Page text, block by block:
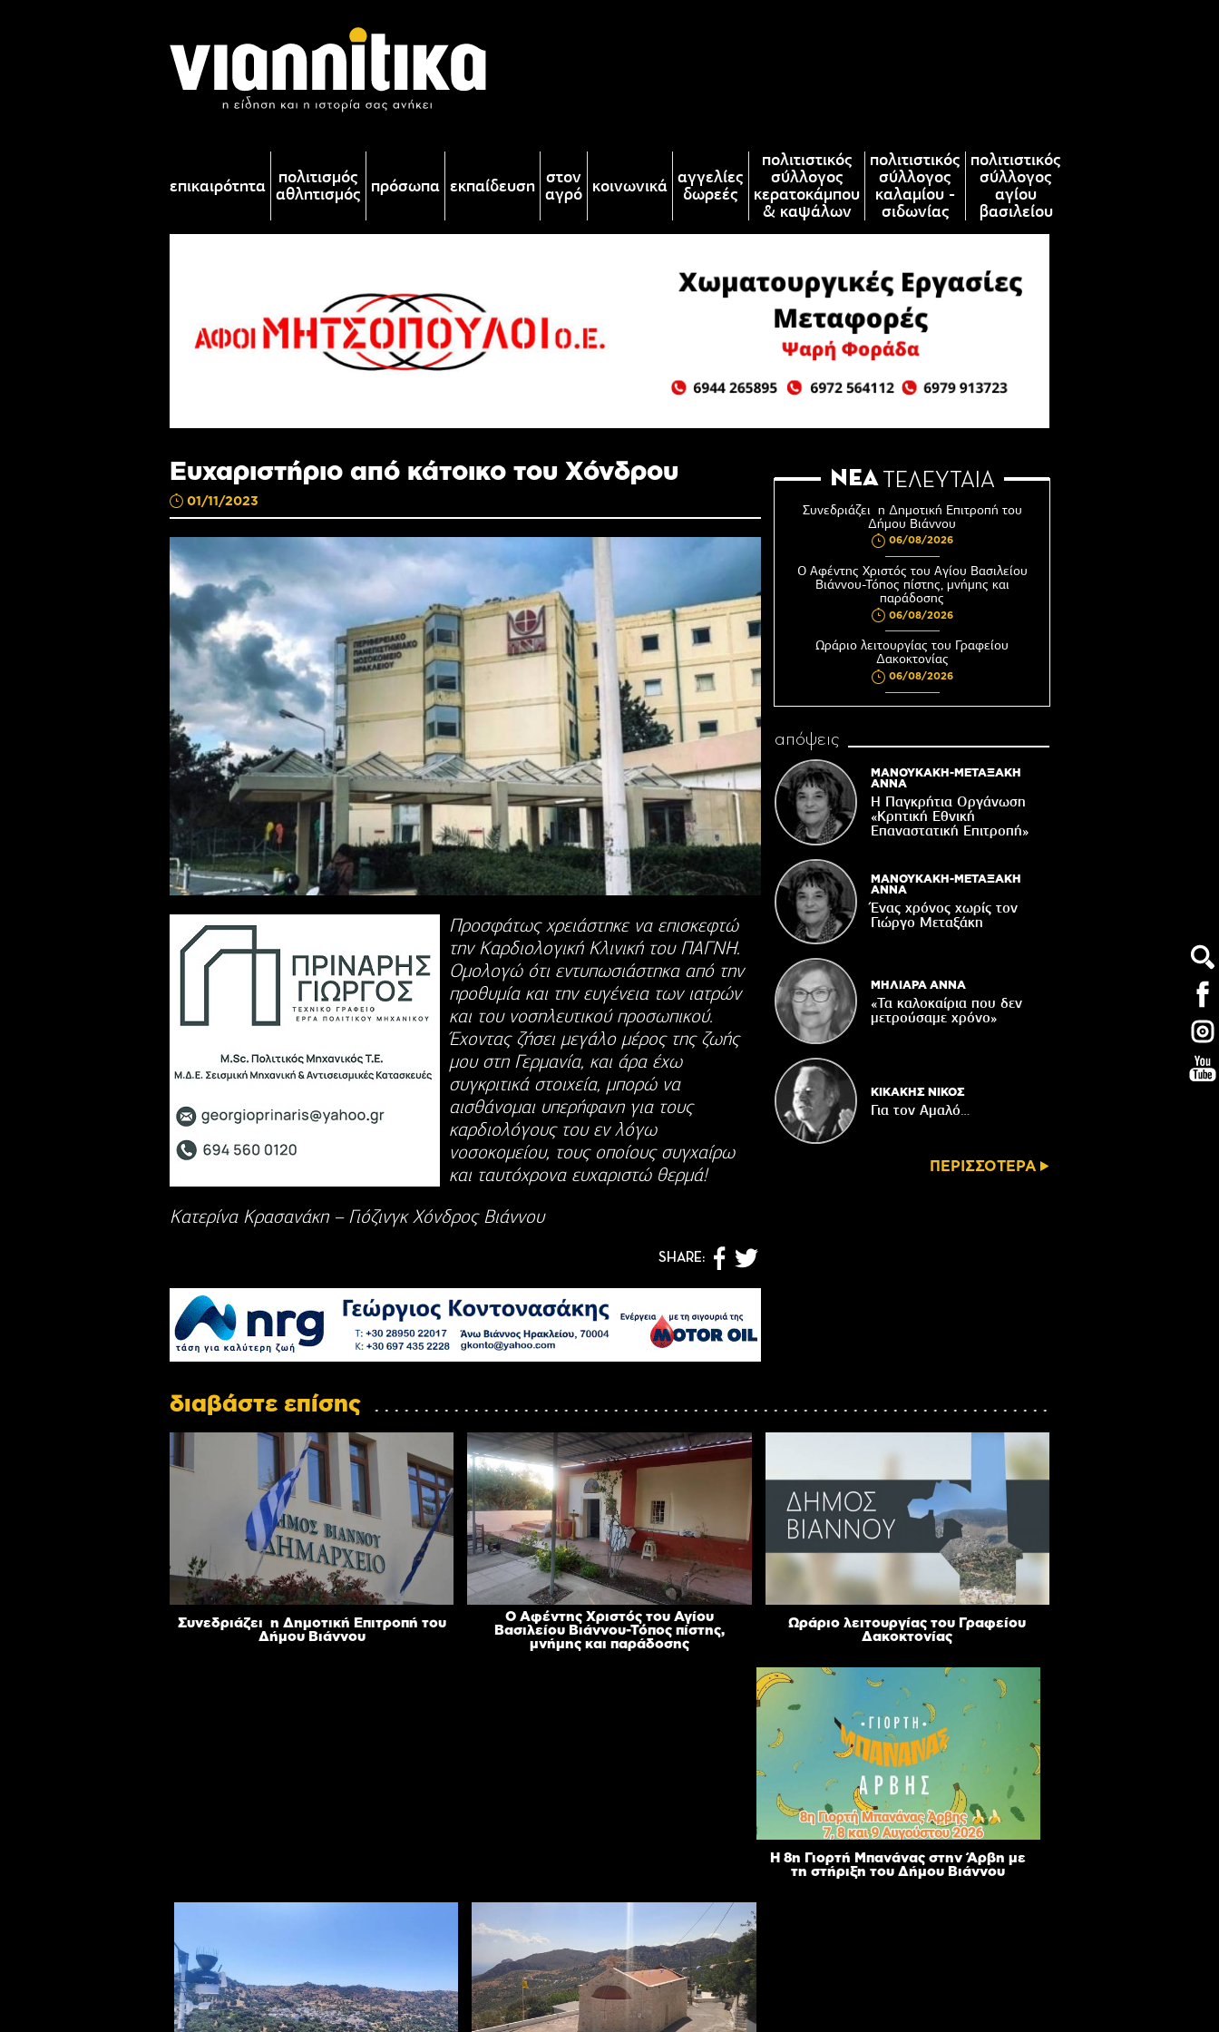
επικαιρότητα πολιτισμός
αθλητισμός πρόσωπα εκπαίδευση στον
αγρό κοινωνικά αγγελίες
δωρεές
πολιτιστικός
σύλλογος
κερατοκάμπου
& καψάλων
πολιτιστικός
σύλλογος
καλαμίου -
σιδωνίας
πολιτιστικός
σύλλογος
αγίου
βασιλείου
Ευχαριστήριο από κάτοικο του Χόνδρου
01/11/2023
Προσφάτως χρειάστηκε να επισκεφτώ
την Καρδιολογική Κλινική του ΠΑΓΝΗ.
Ομολογώ ότι εντυπωσιάστηκα από την
προθυμία και την ευγένεια των ιατρών
και του νοσηλευτικού προσωπικού.
Έχοντας ζήσει μεγάλο μέρος της ζωής
μου στη Γερμανία, και άρα έχω
συγκριτικά στοιχεία, μπορώ να
αισθάνομαι υπερήφανη για τους
καρδιολόγους του εν λόγω
νοσοκομείου, τους οποίους συγχαίρω
και ταυτόχρονα ευχαριστώ θερμά!
Κατερίνα Κρασανάκη – Γιόζινγκ Χόνδρος Βιάννου
SHARE:
ΝΕΑ ΤΕΛΕΥΤΑΙΑ
Συνεδριάζει η Δημοτική Επιτροπή του
Δήμου Βιάννου
06/08/2026
Ο Αφέντης Χριστός του Αγίου Βασιλείου
Βιάννου-Τόπος πίστης, μνήμης και
παράδοσης
06/08/2026
Ωράριο λειτουργίας του Γραφείου
Δακοκτονίας
06/08/2026
Η 8η Γιορτή Μπανάνας στην Άρβη με τη
Νέος μετεωρολογικός σταθμός στον
οικισμό του Συκολόγου
05/08/2026
Κορυφώνονται οι «Τέχνες του Νότου»
Γιορτάζει ο Ιερός Ναός του Αφέντη Χριστού
στο Βαχό
04/08/2026
απόψεις
ΜΑΝΟΥΚΑΚΗ-ΜΕΤΑΞΑΚΗ
ΑΝΝΑ
Η Παγκρήτια Οργάνωση
«Κρητική Εθνική
Επαναστατική Eπιτροπή»
ΜΑΝΟΥΚΑΚΗ-ΜΕΤΑΞΑΚΗ
ΑΝΝΑ
Ένας χρόνος χωρίς τον
Γιώργο Μεταξάκη
ΜΗΛΙΑΡΑ ΑΝΝΑ
«Τα καλοκαίρια που δεν
μετρούσαμε χρόνο»
ΚΙΚΑΚΗΣ ΝΙΚΟΣ
Για τον Αμαλό…
ΠΕΡΙΣΣΟΤΕΡΑ
διαβάστε επίσης
Συνεδριάζει η Δημοτική Επιτροπή του
Δήμου Βιάννου
Ο Αφέντης Χριστός του Αγίου
Βασιλείου Βιάννου-Τόπος πίστης,
μνήμης και παράδοσης
Ωράριο λειτουργίας του Γραφείου
Δακοκτονίας
Η 8η Γιορτή Μπανάνας στην Άρβη με
τη στήριξη του Δήμου Βιάννου